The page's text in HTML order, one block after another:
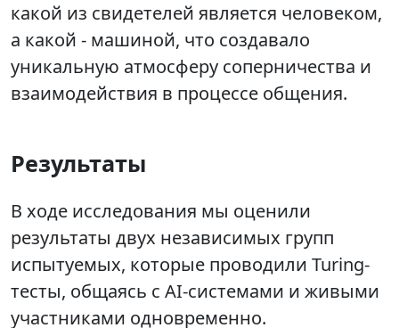
какой из свидетелей является человеком,
а какой - машиной, что создавало
уникальную атмосферу соперничества и
взаимодействия в процессе общения.
Результаты
В ходе исследования мы оценили
результаты двух независимых групп
испытуемых, которые проводили Turing-
тесты, общаясь с AI-системами и живыми
участниками одновременно.